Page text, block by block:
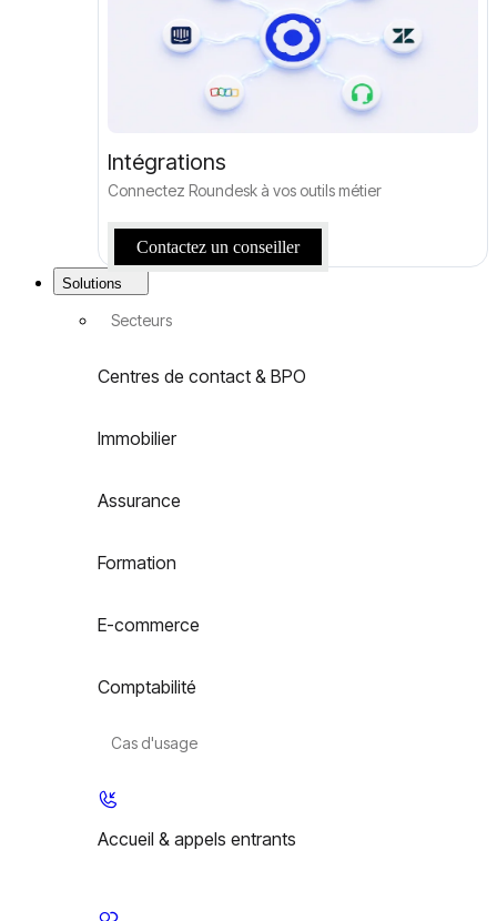
Intégrations
Connectez Roundesk à vos outils métier
Contactez un conseiller
Solutions
Secteurs
Centres de contact & BPO
Immobilier
Assurance
Formation
E-commerce
Comptabilité
Cas d'usage
Accueil & appels entrants